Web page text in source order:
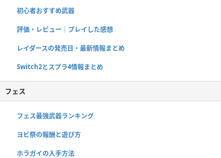
初心者おすすめ武器
評価・レビュー｜プレイした感想
レイダースの発売日・最新情報まとめ
Switch2とスプラ4情報まとめ
フェス
フェス最強武器ランキング
ヨビ祭の報酬と遊び方
ホラガイの入手方法